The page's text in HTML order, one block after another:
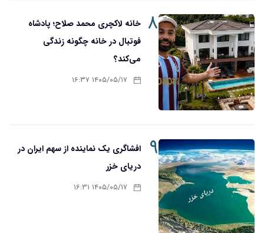
۸ خانه لاکچری محمد صلاح؛ پادشاه
فوتبال در خانه چگونه زندگی
می‌کند؟
۱۴۰۵/۰۵/۱۷ ۱۶:۳۷
۹
افشاگری یک نماینده از سهم ایران در
دریای خزر
۱۴۰۵/۰۵/۱۷ ۱۶:۳۱